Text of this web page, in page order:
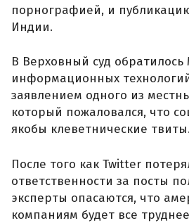
порнографией, и
Индии.
В Верховный суд обратилось
информационных
заявлением одного из
который пожаловался, что
якобы клеветнические твиты.
После того как Twitter
ответственности за посты
эксперты опасаются, что
компаниям будет все